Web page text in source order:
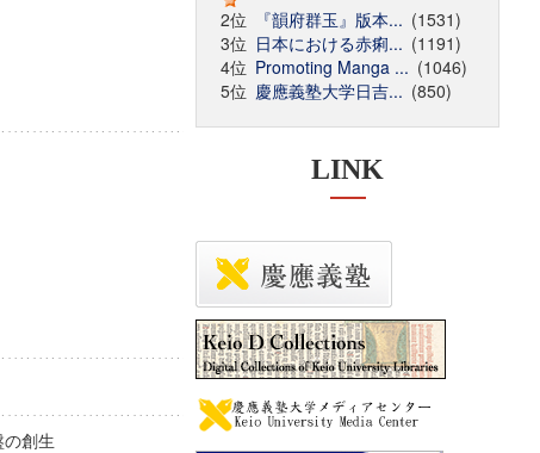
の創生
2位
『韻府群玉』版本... (1531)
3位 日本における赤痢... (1191)
4位 Promoting Manga ... (1046)
5位 慶應義塾大学日吉... (850)
LINK